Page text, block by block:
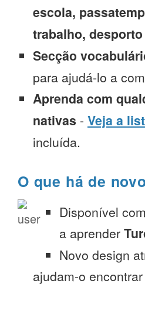
escola,
trabalho,
Secção
para ajudá-lo a
Aprenda com
nativas - Veja a
incluída.
O que há de
Disponível
a aprender
Novo design
ajudam-o